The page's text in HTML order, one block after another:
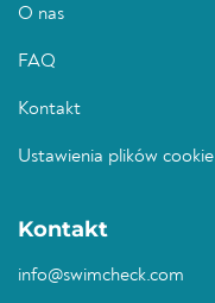
O nas
FAQ
Kontakt
Ustawienia plików cookie
Kontakt
info@swimcheck.com